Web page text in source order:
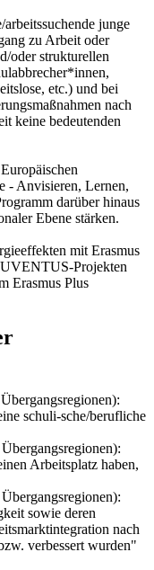
junge
zu Arbeit oder
oder strukturellen
etc.) und bei
nach
keine bedeutenden
- Anvisieren, Lernen,
darüber hinaus
Ebene stärken.
mit Erasmus
Projekten
Erasmus Plus
schuli-sche/berufliche
Arbeitsplatz haben,
sowie deren
nach
verbessert wurden"